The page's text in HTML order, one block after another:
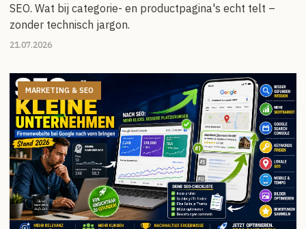
SEO. Wat bij categorie- en productpagina's echt telt –
zonder technisch jargon.
21.07.2026
MARKETING & SEO